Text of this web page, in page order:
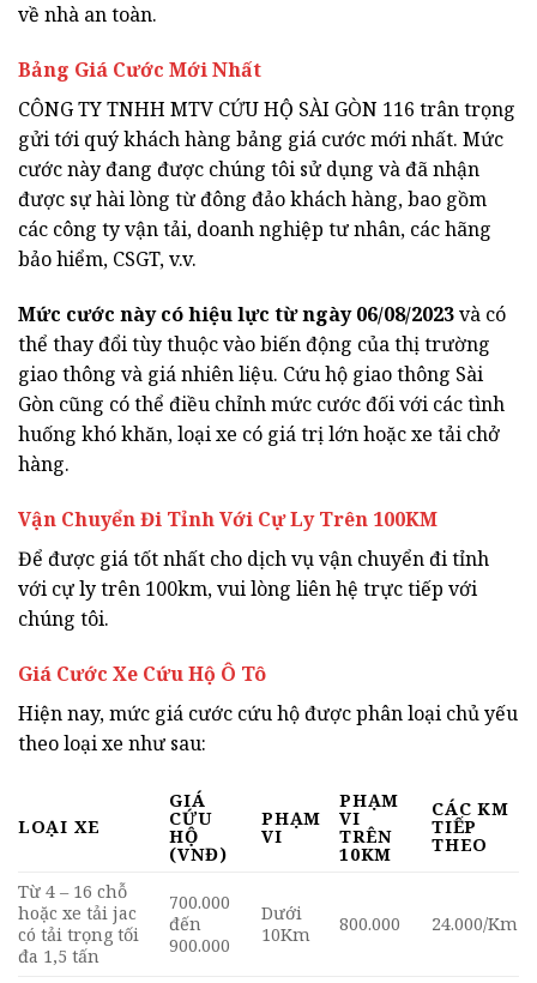
về nhà an toàn.
Bảng Giá Cước Mới Nhất
CÔNG TY TNHH MTV CỨU HỘ SÀI GÒN 116 trân trọng
gửi tới quý khách hàng bảng giá cước mới nhất. Mức
cước này đang được chúng tôi sử dụng và đã nhận
được sự hài lòng từ đông đảo khách hàng, bao gồm
các công ty vận tải, doanh nghiệp tư nhân, các hãng
bảo hiểm, CSGT, v.v.
Mức cước này có hiệu lực từ ngày 06/08/2023và có
thể thay đổi tùy thuộc vào biến động của thị trường
giao thông và giá nhiên liệu. Cứu hộ giao thông Sài
Gòn cũng có thể điều chỉnh mức cước đối với các tình
huống khó khăn, loại xe có giá trị lớn hoặc xe tải chở
hàng.
Vận Chuyển Đi Tỉnh Với Cự Ly Trên 100KM
Để được giá tốt nhất cho dịch vụ vận chuyển đi tỉnh
với cự ly trên 100km, vui lòng liên hệ trực tiếp với
chúng tôi.
Giá Cước Xe Cứu Hộ Ô Tô
Hiện nay, mức giá cước cứu hộ được phân loại chủ yếu
theo loại xe như sau:
LOẠI XE
GIÁ
CỨU
HỘ
(VNĐ)
PHẠM
VI
PHẠM
VI
TRÊN
10KM
CÁC KM
TIẾP
THEO
Từ 4 – 16 chỗ
hoặc xe tải jac
có tải trọng tối
đa 1,5 tấn
700.000
đến
900.000
Dưới
10Km
800.000 24.000/Km